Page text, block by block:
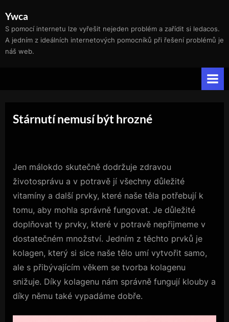
content
Ywca
S pomocí internetu lze vyřešit nejeden problém a zařídit si ledacos.
A jedním z ideálních internetových pomocníků při řešení problémů je
náš web.
Stárnutí nemusí být hrozné
Jen málokdo skutečně dodržuje zdravou
životosprávu a v potravě jí všechny důležité
vitamíny a další prvky, které naše těla potřebují k
tomu, aby mohla správně fungovat. Je důležité
doplňovat ty prvky, které v potravě nepřijmeme v
dostatečném množství. Jedním z těchto prvků je
kolagen, který si sice naše tělo umí vytvořit samo,
ale s přibývajícím věkem se tvorba kolagenu
snižuje. Díky kolagenu nám správně fungují klouby a
díky němu také vypadáme dobře.